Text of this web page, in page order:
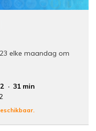
elke maandag om
31 min